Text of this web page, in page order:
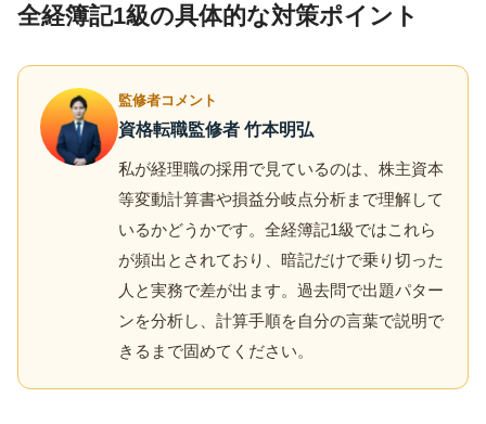
全経簿記1級の具体的な対策ポイント
監修者コメント
資格転職監修者 竹本明弘
私が経理職の採用で見ているのは、株主資本
等変動計算書や損益分岐点分析まで理解して
いるかどうかです。全経簿記1級ではこれら
が頻出とされており、暗記だけで乗り切った
人と実務で差が出ます。過去問で出題パター
ンを分析し、計算手順を自分の言葉で説明で
きるまで固めてください。